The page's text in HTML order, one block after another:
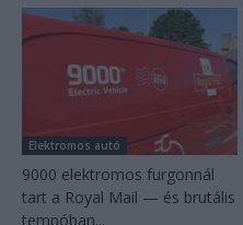
Elektromos autó
9000 elektromos furgonnál
tart a Royal Mail — és brutális
tempóban...